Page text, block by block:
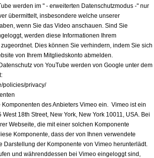
werden im " - erweiterten Datenschutzmodus -" nur
übermittelt, insbesondere welche unserer
wenn Sie das Video anschauen. Sind Sie
werden diese Informationen Ihrem
Dies können Sie verhindern, indem Sie sich
von Ihrem Mitgliedskonto abmelden.
von YouTube werden von Google unter dem
policies/privacy/
des Anbieters Vimeo ein. Vimeo ist ein
18th Street, New York, New York 10011, USA. Bei
Webseite, die mit einer solchen Komponente
Komponente, dass der von Ihnen verwendete
Darstellung der Komponente von Vimeo herunterlädt.
und währenddessen bei Vimeo eingeloggt sind,